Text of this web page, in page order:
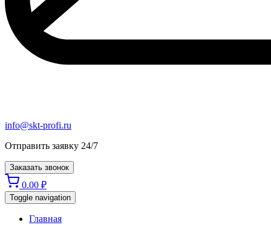
info@skt-profi.ru
Отправить заявку 24/7
Заказать звонок
0.00 ₽
Toggle navigation
Главная